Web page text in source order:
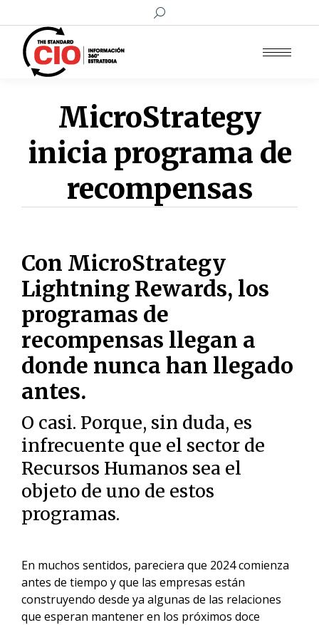
Buscar:
MicroStrategy
inicia programa de
recompensas
Con MicroStrategy
Lightning Rewards, los
programas de
recompensas llegan a
donde nunca han llegado
antes.
O casi. Porque, sin duda, es
infrecuente que el sector de
Recursos Humanos sea el
objeto de uno de estos
programas.
En muchos sentidos, pareciera que 2024 comienza
antes de tiempo y que las empresas están
construyendo desde ya algunas de las relaciones
que esperan mantener en los próximos doce